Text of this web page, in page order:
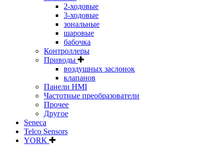
2-ходовые
3-ходовые
зональные
шаровые
бабочка
Контроллеры
Приводы
воздушных заслонок
клапанов
Панели HMI
Частотные преобразователи
Прочее
Другое
Seneca
Telco Sensors
YORK